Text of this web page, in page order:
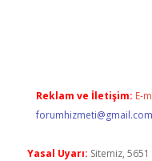
Reklam ve İletişim: E-
forumhizmeti@gmail.com
Yasal Uyarı: Sitemiz,